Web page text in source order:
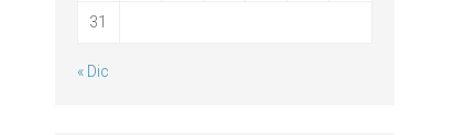
31
« Dic